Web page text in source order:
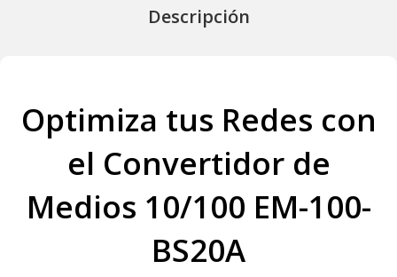
Descripción
Optimiza tus Redes con
el Convertidor de
Medios 10/100 EM-100-
BS20A